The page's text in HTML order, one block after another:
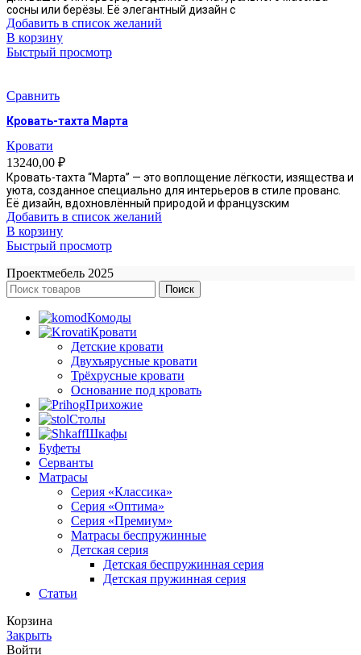
сосны или берёзы. Её элегантный дизайн с
Добавить в список желаний
В корзину
Быстрый просмотр
Сравнить
Кровать-тахта Марта
Кровати
13240,00 ₽
Кровать-тахта “Марта” — это воплощение лёгкости, изящества и
уюта, созданное специально для интерьеров в стиле прованс.
Её дизайн, вдохновлённый природой и французским
Добавить в список желаний
В корзину
Быстрый просмотр
Проектмебель 2025
Поиск
Комоды
Кровати
Детские кровати
Двухъярусные кровати
Трёхрусные кровати
Основание под кровать
Прихожие
Столы
Шкафы
Буфеты
Серванты
Матрасы
Серия «Классика»
Серия «Оптима»
Серия «Премиум»
Матрасы беспружинные
Детская серия
Детская беспружинная серия
Детская пружинная серия
Статьи
Корзина
Закрыть
Войти